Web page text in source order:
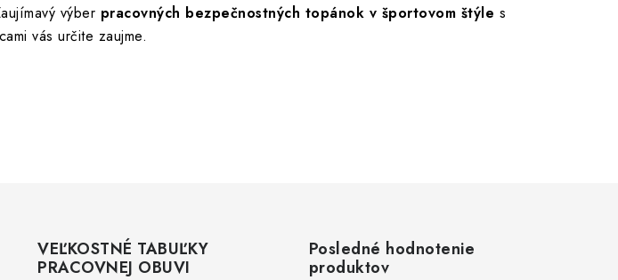
výber pracovných bezpečnostných topánok v športovom štýle s
vás určite zaujme.
VEĽKOSTNÉ TABUĽKY
PRACOVNEJ OBUVI
Posledné hodnotenie
produktov